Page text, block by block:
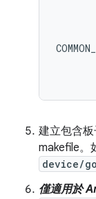
建立包含
makefile。
device/
僅適用於